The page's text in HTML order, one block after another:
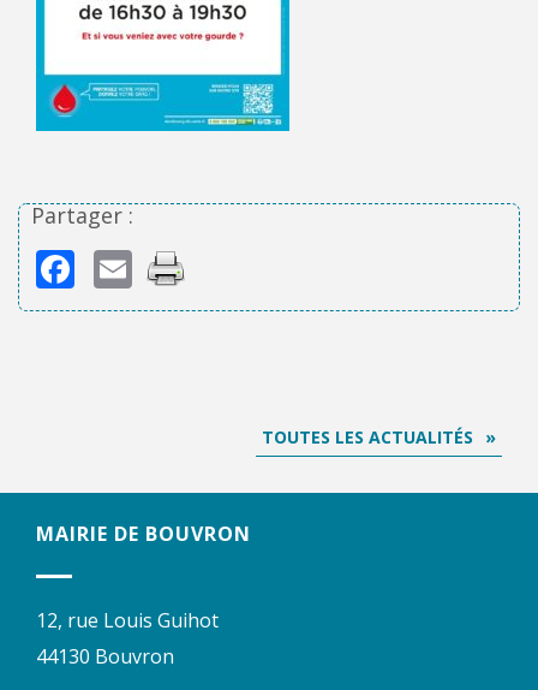
Partager :
Facebook
Email
TOUTES LES ACTUALITÉS
MAIRIE DE BOUVRON
12, rue Louis Guihot
44130 Bouvron